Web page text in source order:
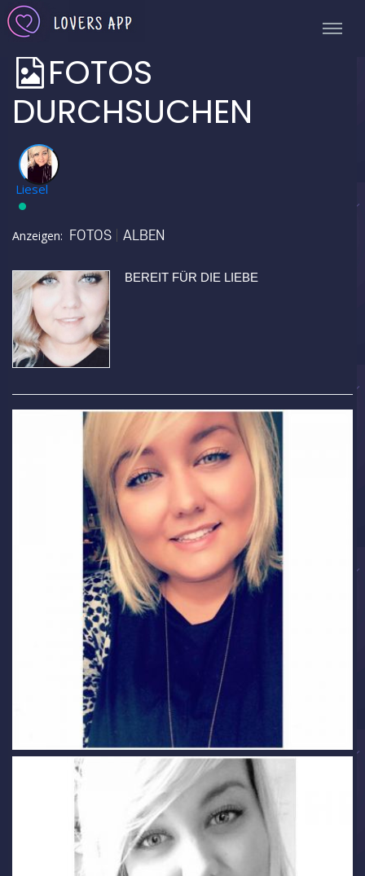
FOTOS
DURCHSUCHEN
✅
Liesel
Anzeigen: FOTOS ALBEN
BEREIT FÜR DIE LIEBE